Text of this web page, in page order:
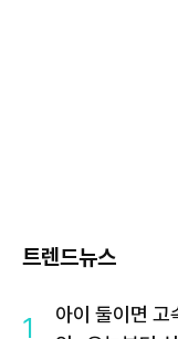
트렌드뉴스
1
아이 둘이면